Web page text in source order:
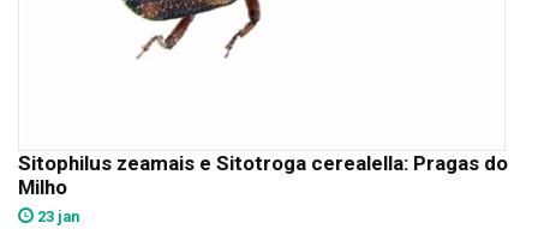
Sitophilus zeamais e Sitotroga cerealella: Pragas do
Milho
23 jan